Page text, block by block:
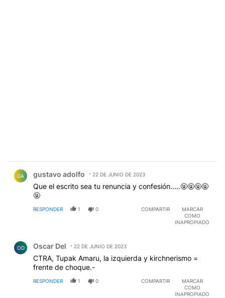
GA gustavo adolfo 22 DE JUNIO DE 2023
Que el escrito sea tu renuncia y confesión.....🤬🤬🤬🤬
🤬
RESPONDER 1 0 COMPARTIR
MARCAR
COMO
INAPROPIADO
OD Oscar Del 22 DE JUNIO DE 2023
CTRA, Tupak Amaru, la izquierda y kirchnerismo =
frente de choque.-
RESPONDER 1 0 COMPARTIR
MARCAR
COMO
INAPROPIADO